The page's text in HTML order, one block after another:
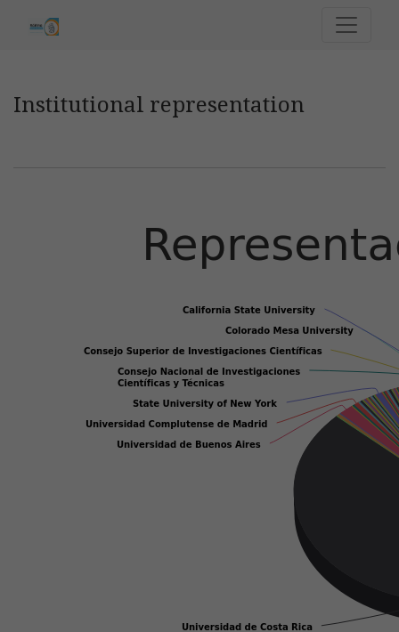
Institutional representation
Institutional representation